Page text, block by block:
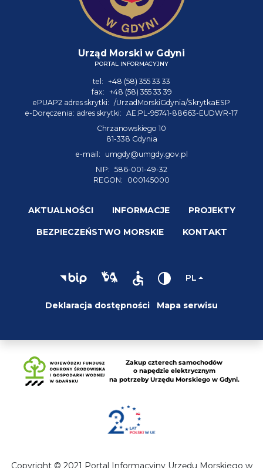
Urząd Morski w Gdyni
PORTAL INFORMACYJNY
tel: +48 (58) 355 33 33
fax: +48 (58) 355 33 39
ePUAP2 adres skrytki: /UrzadMorskiGdynia/SkrytkaESP
e-Doręczenia: adres skrytki: AE:PL-95741-88663-EUDWR-17
Chrzanowskiego 10
81-338 Gdynia
e-mail:
umgdy@umgdy.gov.pl
NIP: 586-001-49-32
REGON:
000145000
AKTUALNOŚCI INFORMACJE PROJEKTY
BEZPIECZEŃSTWO MORSKIE KONTAKT
PL
Deklaracja dostępności Mapa serwisu
Copyright © 2021 Portal Informacyjny Urzędu Morskiego w